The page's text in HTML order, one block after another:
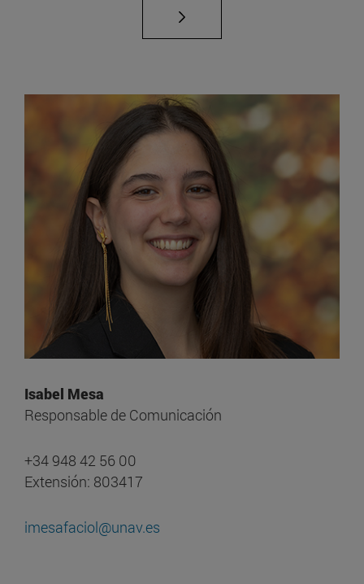
Isabel Mesa
Responsable de Comunicación
+34 948 42 56 00
Extensión: 803417
imesafaciol@unav.es